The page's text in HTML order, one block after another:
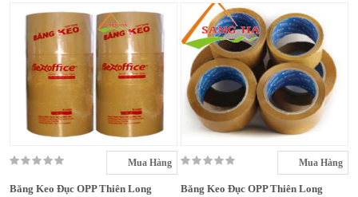
Mua Hàng
Băng Keo Đục OPP Thiên Long
Mua Hàng
Băng Keo Đục OPP Thiên Long